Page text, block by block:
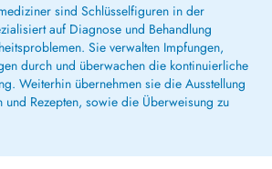
sind Schlüsselfiguren in der
auf Diagnose und Behandlung
Sie verwalten Impfungen,
durch und überwachen die kontinuierliche
Weiterhin übernehmen sie die Ausstellung
und Rezepten, sowie die Überweisung zu